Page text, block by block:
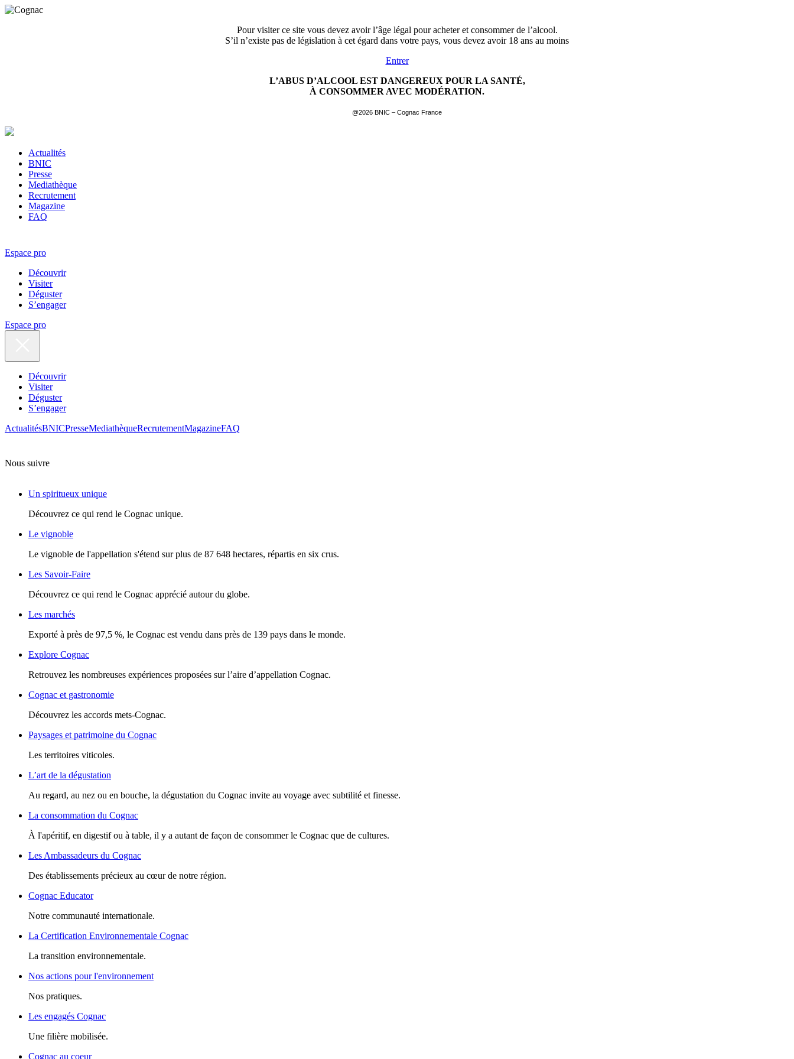
Pour visiter ce site vous devez avoir l’âge légal pour acheter et consommer de l’alcool.
S’il n’existe pas de législation à cet égard dans votre pays, vous devez avoir 18 ans au moins
Entrer
L’ABUS D’ALCOOL EST DANGEREUX POUR LA SANTÉ,
À CONSOMMER AVEC MODÉRATION.
@2026 BNIC – Cognac France
Actualités
BNIC
Presse
Mediathèque
Recrutement
Magazine
FAQ
Espace pro
Découvrir
Visiter
Déguster
S’engager
Espace pro
Découvrir
Visiter
Déguster
S’engager
ActualitésBNICPresseMediathèqueRecrutementMagazineFAQ
Nous suivre
Un spiritueux unique
Découvrez ce qui rend le Cognac unique.
Le vignoble
Le vignoble de l'appellation s'étend sur plus de 87 648 hectares, répartis en six crus.
Les Savoir-Faire
Découvrez ce qui rend le Cognac apprécié autour du globe.
Les marchés
Exporté à près de 97,5 %, le Cognac est vendu dans près de 139 pays dans le monde.
Explore Cognac
Retrouvez les nombreuses expériences proposées sur l’aire d’appellation Cognac.
Cognac et gastronomie
Découvrez les accords mets-Cognac.
Paysages et patrimoine du Cognac
Les territoires viticoles.
L’art de la dégustation
Au regard, au nez ou en bouche, la dégustation du Cognac invite au voyage avec subtilité et finesse.
La consommation du Cognac
À l'apéritif, en digestif ou à table, il y a autant de façon de consommer le Cognac que de cultures.
Les Ambassadeurs du Cognac
Des établissements précieux au cœur de notre région.
Cognac Educator
Notre communauté internationale.
La Certification Environnementale Cognac
La transition environnementale.
Nos actions pour l'environnement
Nos pratiques.
Les engagés Cognac
Une filière mobilisée.
Cognac au coeur